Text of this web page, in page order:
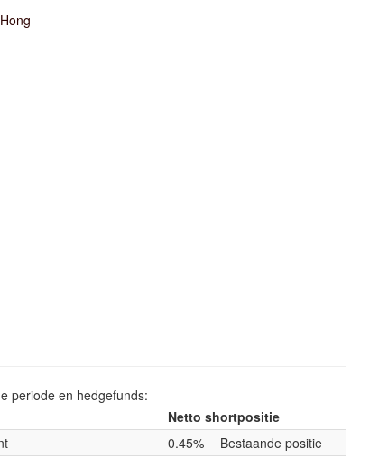
periode en hedgefunds:
Netto shortpositie
0.45% Bestaande positie